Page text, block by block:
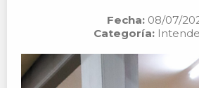
Fecha: 08/07/
Categoría: